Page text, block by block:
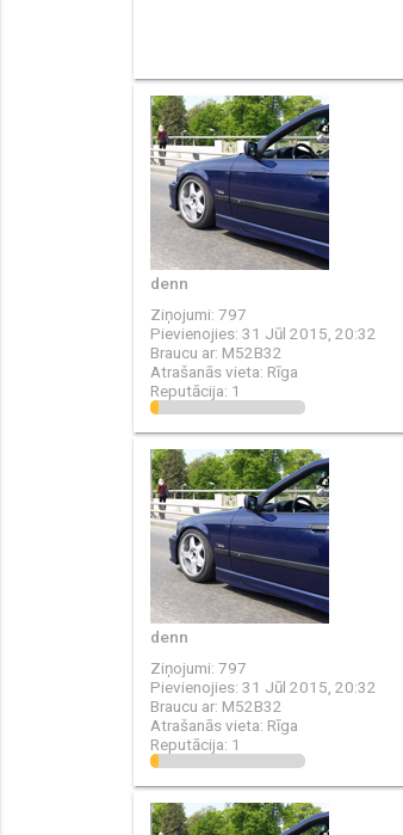
denn
Ziņojumi: 797
Pievienojies: 31 Jūl 2015, 20:32
Braucu ar: M52B32
Atrašanās vieta: Rīga
Reputācija: 1
denn
Ziņojumi: 797
Pievienojies: 31 Jūl 2015, 20:32
Braucu ar: M52B32
Atrašanās vieta: Rīga
Reputācija: 1